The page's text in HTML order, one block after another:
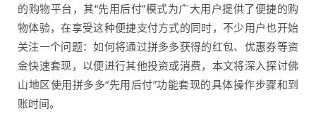
的购物平台，其“先用后付”模式为广大用户提供了便捷的购
物体验，在享受这种便捷支付方式的同时，不少用户也开始
关注一个问题：如何将通过拼多多获得的红包、优惠券等资
金快速套现，以便进行其他投资或消费，本文将深入探讨佛
山地区使用拼多多“先用后付”功能套现的具体操作步骤和到
账时间。